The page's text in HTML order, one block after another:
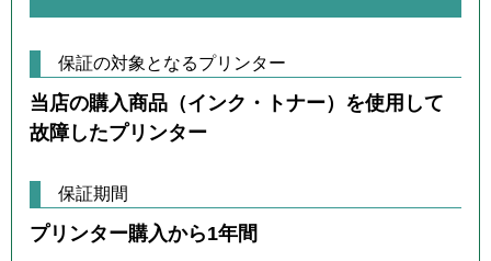
保証の対象となるプリンター
当店の購入商品（インク・トナー）を使用して
故障したプリンター
保証期間
プリンター購入から1年間